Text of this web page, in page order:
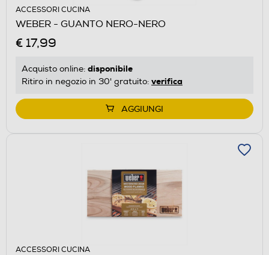
ACCESSORI CUCINA
WEBER - GUANTO NERO-NERO
€ 17,99
Acquisto online: disponibile
Ritiro in negozio in 30' gratuito: verifica
AGGIUNGI
ACCESSORI CUCINA